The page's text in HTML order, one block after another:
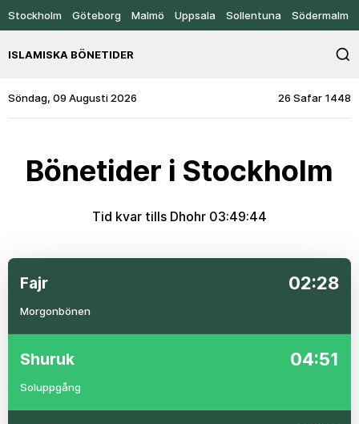
Stockholm Göteborg Malmö Uppsala Sollentuna Södermalm
ISLAMISKA BÖNETIDER
Söndag, 09 Augusti 2026 26 Safar 1448
Bönetider i Stockholm
Tid kvar tills Dhohr 03:49:44
Fajr 02:28
Morgonbönen
Shuruk 04:51
Soluppgång